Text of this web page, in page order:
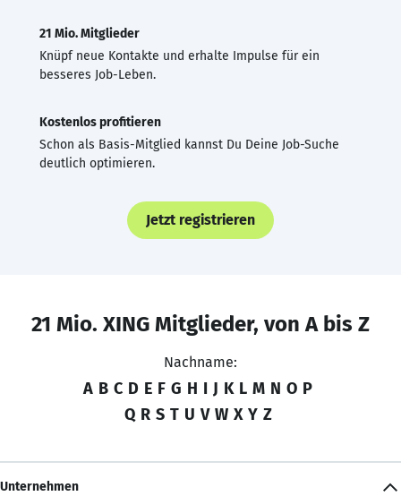
21 Mio. Mitglieder
Knüpf neue Kontakte und erhalte Impulse für ein
besseres Job-Leben.
Kostenlos profitieren
Schon als Basis-Mitglied kannst Du Deine Job-Suche
deutlich optimieren.
Jetzt registrieren
21 Mio. XING Mitglieder, von A bis Z
Nachname:
A B C D E F G H I J K L M N O P
Q R S T U V W X Y Z
Unternehmen